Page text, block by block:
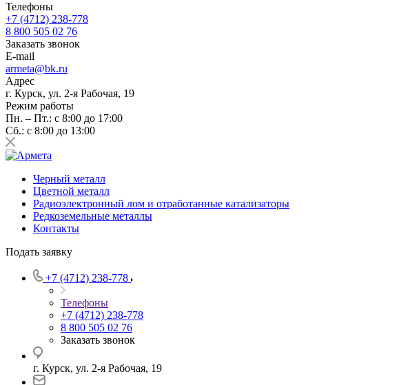
Телефоны
+7 (4712) 238-778
8 800 505 02 76
Заказать звонок
E-mail
armeta@bk.ru
Адрес
г. Курск, ул. 2-я Рабочая, 19
Режим работы
Пн. – Пт.: с 8:00 до 17:00
Сб.: с 8:00 до 13:00
Черный металл
Цветной металл
Радиоэлектронный лом и отработанные катализаторы
Редкоземельные металлы
Контакты
Подать заявку
+7 (4712) 238-778
Телефоны
+7 (4712) 238-778
8 800 505 02 76
Заказать звонок
г. Курск, ул. 2-я Рабочая, 19